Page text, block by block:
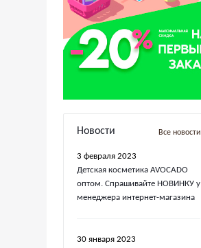
Новости Все новости
3 февраля 2023
Детская косметика AVOCADO
оптом. Спрашивайте НОВИНКУ у
менеджера интернет-магазина
30 января 2023